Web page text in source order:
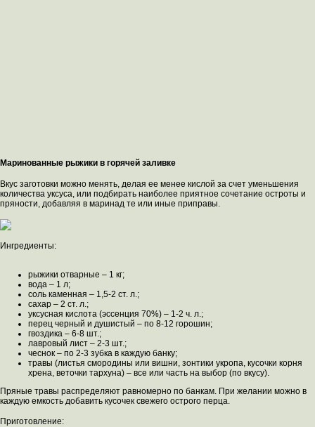
Маринованные рыжики в горячей заливке
Вкус заготовки можно менять, делая ее менее кислой за счет уменьшения
количества уксуса, или подбирать наиболее приятное сочетание остроты и
пряности, добавляя в маринад те или иные приправы.
Ингредиенты:
рыжики отварные – 1 кг;
вода – 1 л;
соль каменная – 1,5-2 ст. л.;
сахар – 2 ст. л.;
уксусная кислота (эссенция 70%) – 1-2 ч. л.;
перец черный и душистый – по 8-12 горошин;
гвоздика – 6-8 шт.;
лавровый лист – 2-3 шт.;
чеснок – по 2-3 зубка в каждую банку;
травы (листья смородины или вишни, зонтики укропа, кусочки корня
хрена, веточки тархуна) – все или часть на выбор (по вкусу).
Пряные травы распределяют равномерно по банкам. При желании можно в
каждую емкость добавить кусочек свежего острого перца.
Приготовление: